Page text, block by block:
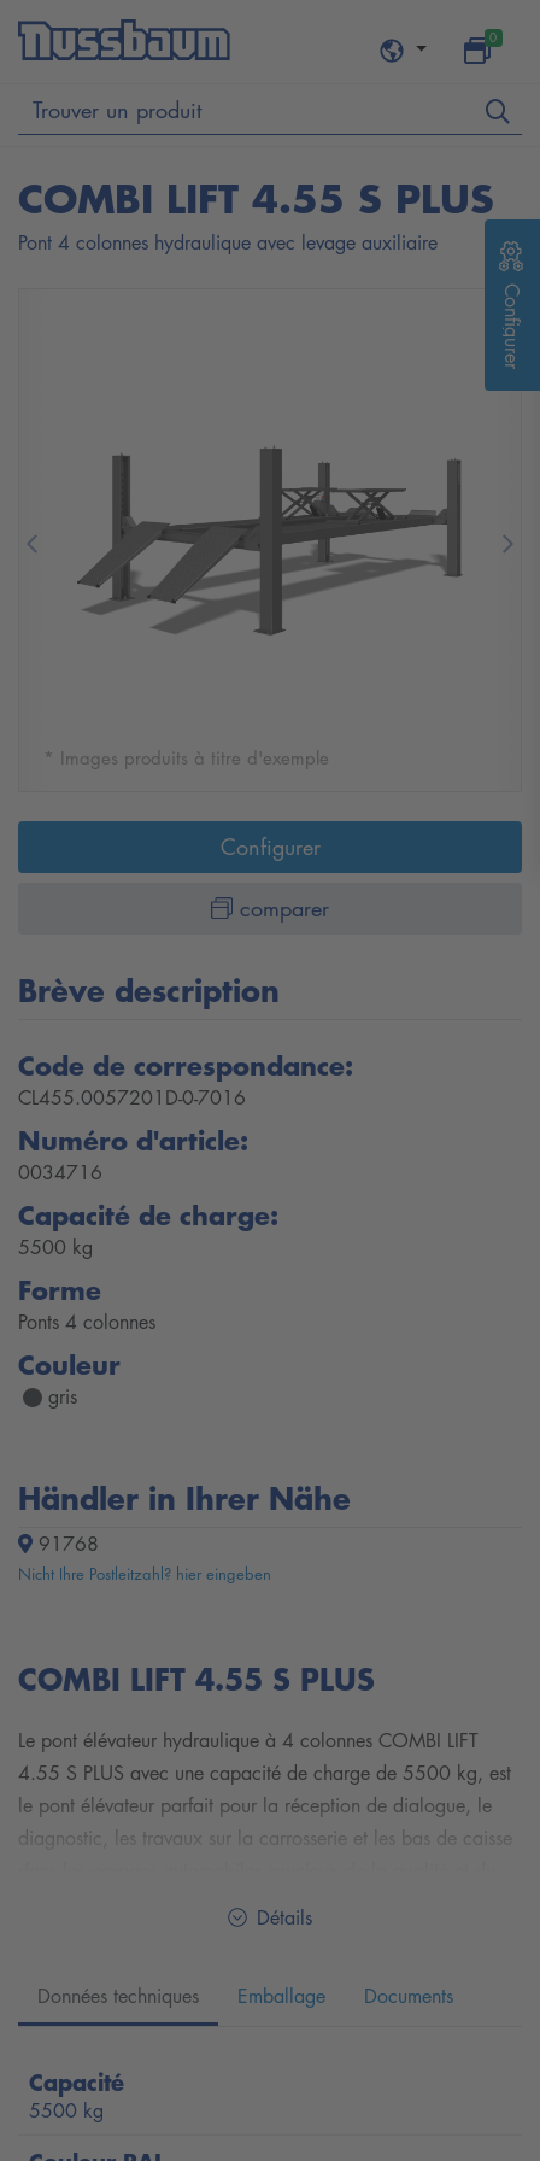
0
COMBI LIFT 4.55 S PLUS
Pont 4 colonnes hydraulique avec levage auxiliaire
Previous
* Images produits à titre d'exemple
Configurer
comparer
Brève description
Code de correspondance:
CL455.0057201D-0-7016
Numéro d'article:
0034716
Capacité de charge:
5500 kg
Forme
Ponts 4 colonnes
Couleur
gris
Händler in Ihrer Nähe
91768
Nicht Ihre Postleitzahl? hier eingeben
COMBI LIFT 4.55 S PLUS
Le pont élévateur hydraulique à 4 colonnes COMBI LIFT
4.55 S PLUS avec une capacité de charge de 5500 kg, est
le pont élévateur parfait pour la réception de dialogue, le
diagnostic, les travaux sur la carrosserie et les bas de caisse
prix, qui desservent toutes les catégories de poids, des
voitures aux monospaces, des camionnettes aux petits
phares, il fournit également, en combinaison avec l'appareil
de réglage des phares, des résultats toujours fiables lors du
réglage des phares. Le levage auxiliaire permet d'accéder
librement aux roues du véhicule en un tour de main. Il suffit à
l'opérateur de basculer un interrupteur situé sur la colonne de
Détails
Données techniques Emballage Documents
Capacité
5500 kg
Configurer